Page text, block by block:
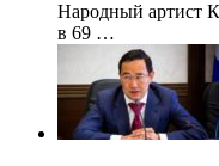
Народный артист
в 69 …